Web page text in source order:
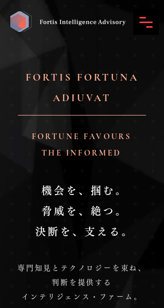
FORTIS FORTUNA
ADIUVAT
FORTUNE FAVOURS
THE INFORMED
機会を、掴む。
脅威を、絶つ。
​決断を、支える。
専門知見とテクノロジーを束ね、
判断を提供する
インテリジェンス・ファーム。